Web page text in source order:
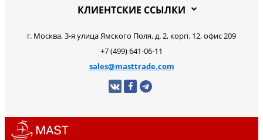
КЛИЕНТСКИЕ ССЫЛКИ
г. Москва, 3-я улица Ямского Поля, д. 2, корп. 12, офис 209
+7 (499) 641-06-11
sales@masttrade.com